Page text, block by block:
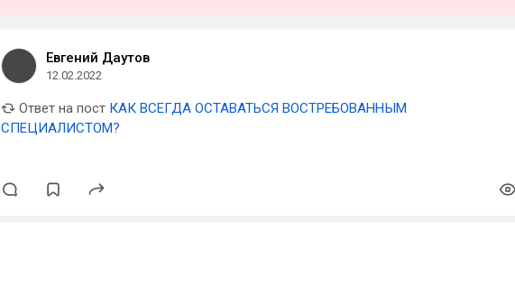
Евгений Даутов
12.02.2022
Ответ на пост КАК ВСЕГДА ОСТАВАТЬСЯ ВОСТРЕБОВАННЫМ
СПЕЦИАЛИСТОМ?